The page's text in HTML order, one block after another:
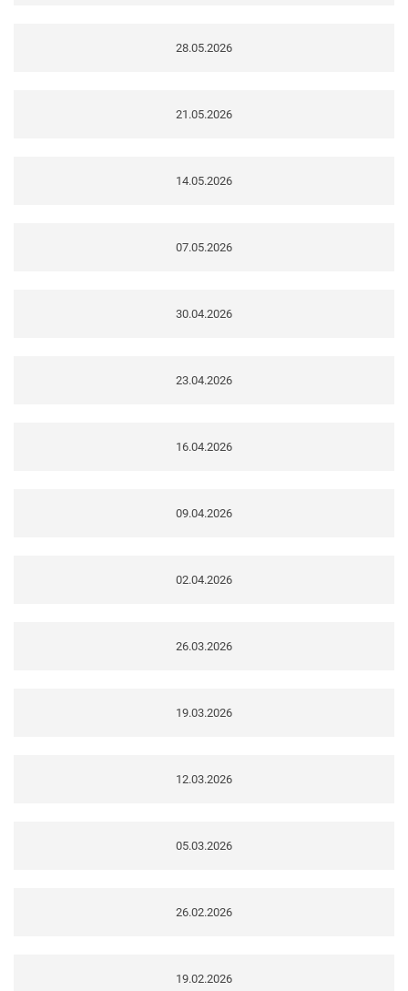
28.05.2026
21.05.2026
14.05.2026
07.05.2026
30.04.2026
23.04.2026
16.04.2026
09.04.2026
02.04.2026
26.03.2026
19.03.2026
12.03.2026
05.03.2026
26.02.2026
19.02.2026